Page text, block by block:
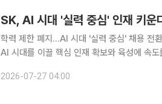
SK, AI 시대 '실력 중심' 인재 키운
학력 제한 폐지…AI 시대 '실력 중심' 채용 전
AI 시대를 이끌 핵심 인재 확보와 육성에 속
강화하고 있다. SK그룹은 AI와 반도체 등
2026-07-27 04:00